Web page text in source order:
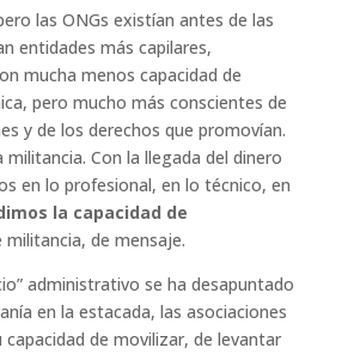
las ONGs existían antes de las
entidades más capilares,
mucha menos capacidad de
pero mucho más conscientes de
y de los derechos que promovían.
militancia. Con la llegada del dinero
en lo profesional, en lo técnico, en
la capacidad de
militancia, de mensaje.
administrativo se ha desapuntado
en la estacada, las asociaciones
capacidad de movilizar, de levantar